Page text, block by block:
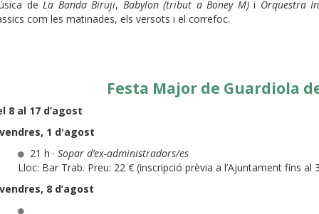
deLa Banda Biruji, Babylon (tribut a Boney M)i Orquestra
com les matinades, els versots i el correfoc.
Festa Major de Guardiola
8 al 17 d’agost
1 d'agost
21 h ·Sopar d’ex-administradors/es
Lloc: Bar Trab. Preu: 22 € (inscripció prèvia a l’Ajuntament fins al
8 d’agost